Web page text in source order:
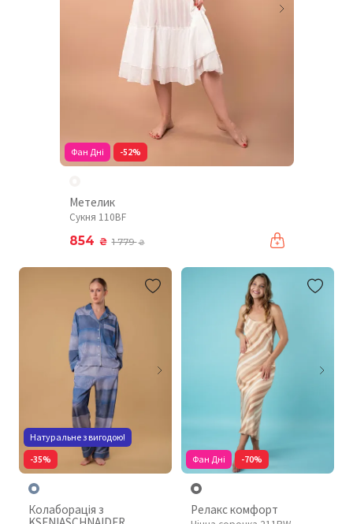
Фан Дні -52%
Метелик
Сукня 110BF
854 ₴ 1 779₴
Натуральне з вигодою!
-35%
Колаборація з
Фан Дні -70%
Релакс комфорт